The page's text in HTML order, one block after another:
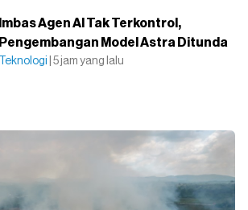
Imbas Agen AI Tak Terkontrol,
Pengembangan Model Astra Ditunda
Teknologi | 5 jam yang lalu